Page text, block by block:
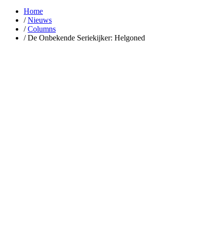
Home
/ Nieuws
/ Columns
/ De Onbekende Seriekijker: Helgoned